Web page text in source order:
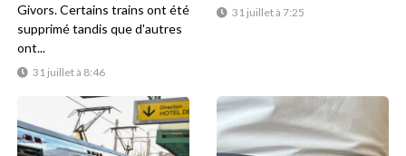
31 juillet à 8:46
Givors. Certains trains ont été
supprimé tandis que d'autres
ont...
31 juillet à 7:25